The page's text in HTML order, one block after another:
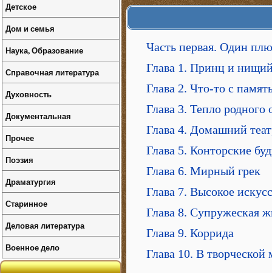
Часть первая. Один
Глава 1. Принц и
Глава 2. Что-то с
Глава 3. Тепло родного
Глава 4. Домашний
Глава 5. Конторские
Глава 6. Мирный грек
Глава 7. Высокое
Глава 8. Супружеская
Глава 9. Коррида
Глава 10. В творческой
Детское
Дом и семья
Наука, Образование
Справочная литература
Духовность
Документальная
Прочее
Поэзия
Драматургия
Старинное
Деловая литература
Военное дело